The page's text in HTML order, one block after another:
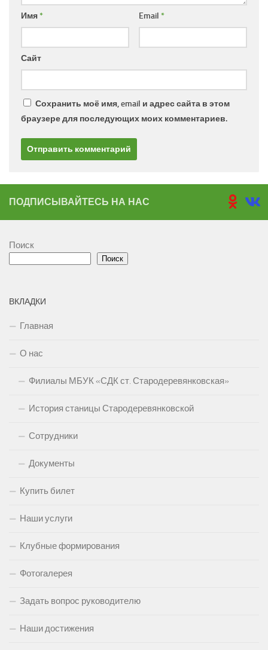
Имя* Email *
Сайт
Сохранить моё имя, email и адрес сайта в этом
браузере для последующих моих комментариев.
ПОДПИСЫВАЙТЕСЬ НА НАС
Поиск
Поиск
ВКЛАДКИ
Главная
О нас
Филиалы МБУК «СДК ст. Стародеревянковская»
История станицы Стародеревянковской
Сотрудники
Документы
Купить билет
Наши услуги
Клубные формирования
Фотогалерея
Задать вопрос руководителю
Наши достижения